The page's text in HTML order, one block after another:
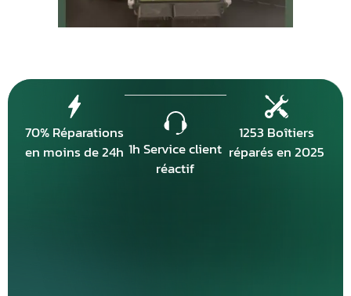
70% Réparations
en moins de 24h 1h Service client
réactif
1253 Boîtiers
réparés en 2025